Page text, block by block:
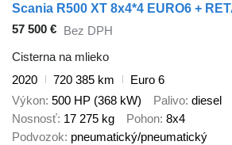
57 500 € Bez DPH
Cisterna na mlieko
2020
720 385 km
Euro 6
Výkon 500 HP (368 kW) Palivo diesel
Nosnosť 17 275 kg Pohon 8x4
Podvozok pneumatický/pneumatický